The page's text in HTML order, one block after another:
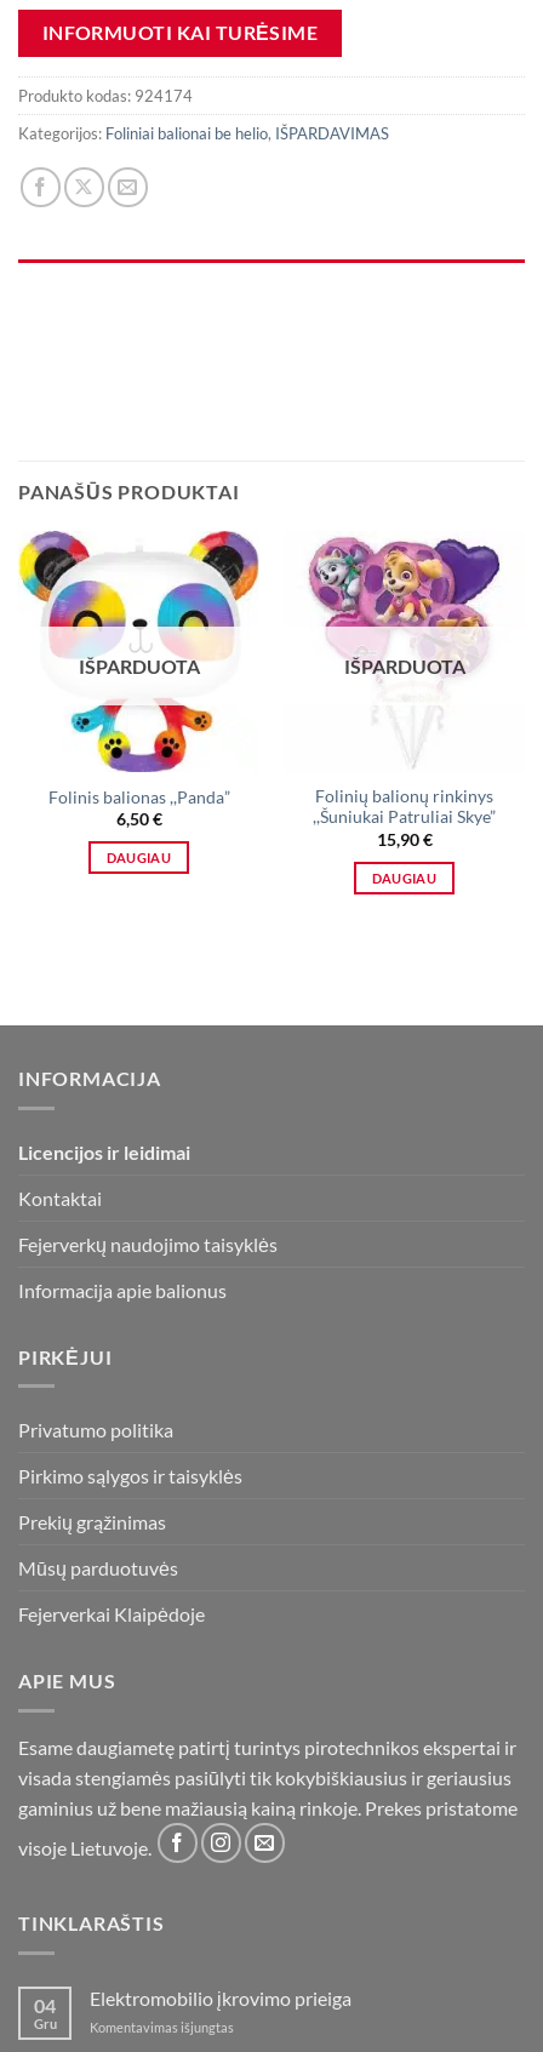
Produkto kodas: 924174
Kategorijos: Foliniai balionai be helio, IŠPARDAVIMAS
PANAŠŪS PRODUKTAI
IŠPARDUOTA
Folinis balionas ,,Panda”
6,50€
DAUGIAU
IŠPARDUOTA
Folinių balionų rinkinys
,,Šuniukai Patruliai Skye”
15,90€
DAUGIAU
INFORMACIJA
Licencijos ir leidimai
Kontaktai
Fejerverkų naudojimo taisyklės
Informacija apie balionus
PIRKĖJUI
Privatumo politika
Pirkimo sąlygos ir taisyklės
Prekių grąžinimas
Mūsų parduotuvės
Fejerverkai Klaipėdoje
APIE MUS
Esame daugiametę patirtį turintys pirotechnikos ekspertai ir
visada stengiamės pasiūlyti tik kokybiškiausius ir geriausius
gaminius už bene mažiausią kainą rinkoje. Prekes pristatome
visoje Lietuvoje.
TINKLARAŠTIS
04
Gru
Elektromobilio įkrovimo prieiga
Komentavimas išjungtas